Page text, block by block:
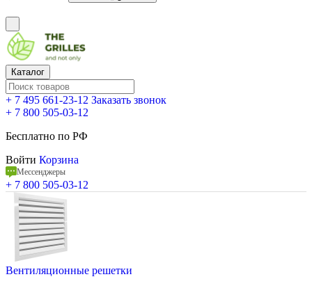
Каталог
+ 7 495 661-23-12 Заказать звонок
+ 7 800 505-03-12
Бесплатно по РФ
Войти Корзина
Мессенджеры
+ 7 800 505-03-12
Вентиляционные решетки